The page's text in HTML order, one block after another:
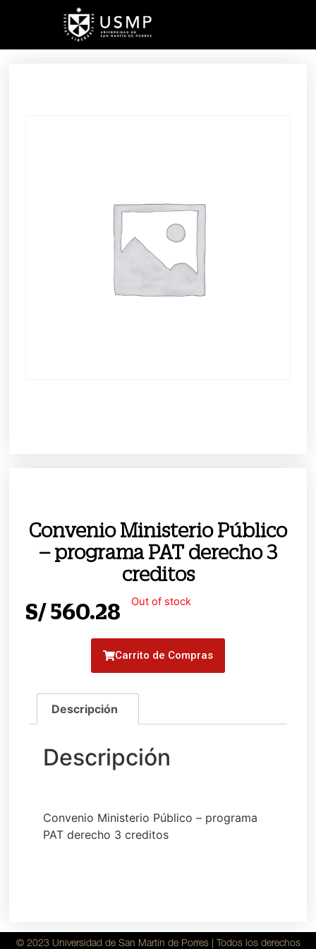
Convenio Ministerio Público
– programa PAT derecho 3
creditos
S/560.28 Out of stock
Carrito de Compras
Convenio Ministerio Público – programa
PAT derecho 3 creditos
© 2023 Universidad de San Martín de Porres | Todos los derechos